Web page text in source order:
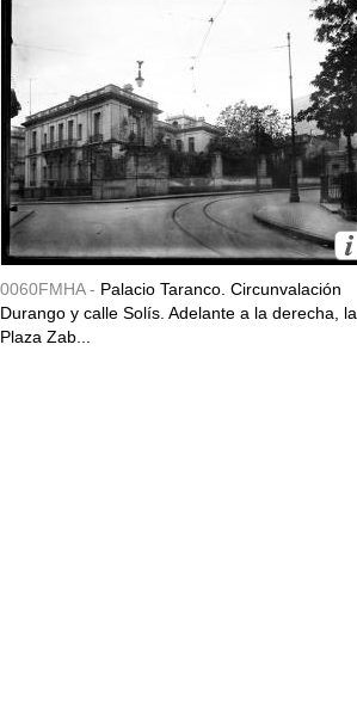
0060FMHA - Palacio Taranco. Circunvalación
Durango y calle Solís. Adelante a la derecha, la
Plaza Zab...